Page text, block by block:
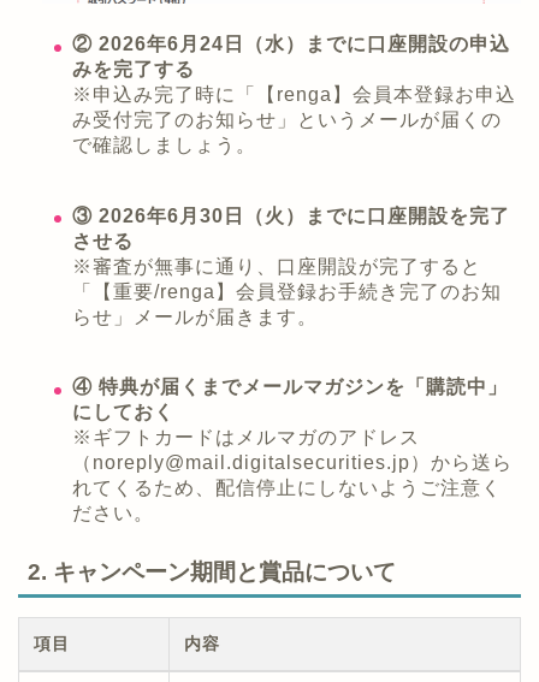
② 2026年6月24日（水）までに口座開設の申込
みを完了する
※申込み完了時に「【renga】会員本登録お申込
み受付完了のお知らせ」というメールが届くの
で確認しましょう。
③ 2026年6月30日（火）までに口座開設を完了
させる
※審査が無事に通り、口座開設が完了すると
「【重要/renga】会員登録お手続き完了のお知
らせ」メールが届きます。
④ 特典が届くまでメールマガジンを「購読中」
にしておく
※ギフトカードはメルマガのアドレス
（noreply@mail.digitalsecurities.jp）から送ら
れてくるため、配信停止にしないようご注意く
ださい。
2. キャンペーン期間と賞品について
項目 内容